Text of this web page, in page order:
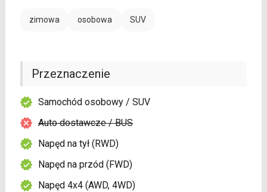
zimowa osobowa SUV
Przeznaczenie
Samochód osobowy / SUV
Auto dostawcze / BUS
Napęd na tył (RWD)
Napęd na przód (FWD)
Napęd 4x4 (AWD, 4WD)